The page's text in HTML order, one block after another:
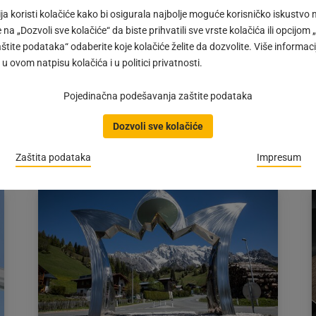
koristi kolačiće kako bi osigurala najbolje moguće korisničko iskustvo
„Dozvoli sve kolačiće“ da biste prihvatili sve vrste kolačića ili opcijom
podataka“ odaberite koje kolačiće želite da dozvolite. Više
ovom natpisu kolačića i u politici privatnosti.
Pojedinačna podešavanja zaštite podataka
Dozvoli sve kolačiće
Zaštita podataka Impresum
Svestran među sistemima klizača
#IMPULS | Skriveni sistem klizača TANDEM je
Zahvaljujući velikom rasponu, posebno ste
dana: